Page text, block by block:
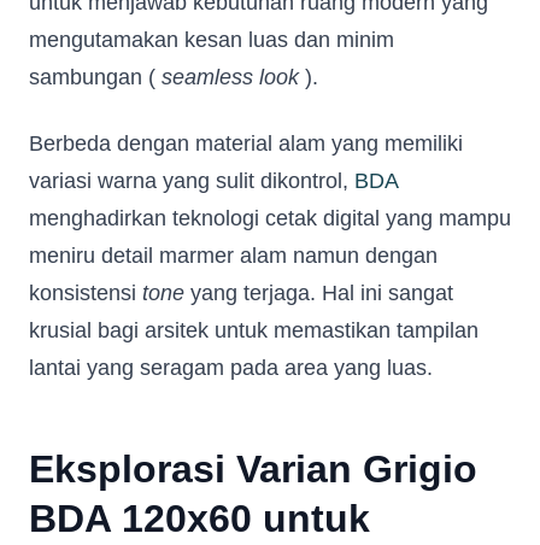
mengutamakan kesan luas dan minim
sambungan ( seamless look).
Berbeda dengan material alam yang memiliki
variasi warna yang sulit dikontrol, BDA
menghadirkan teknologi cetak digital yang mampu
meniru detail marmer alam namun dengan
konsistensi tone yang terjaga. Hal ini sangat
krusial bagi arsitek untuk memastikan tampilan
lantai yang seragam pada area yang luas.
Eksplorasi Varian Grigio
BDA 120x60 untuk